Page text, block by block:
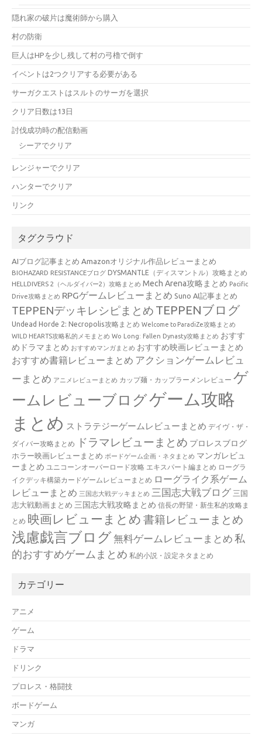
隠れ家の破片は魔術師から購入
村の防衛
巨人はHPを少し残して村の弓櫓で倒す
イベントは2つクリアする必要がある
サーガクエストはスルトのサーガを選択
クリア日数は13日
討伐成功時の配信動画
シーアでクリア
レンジャーでクリア
ハンターでクリア
リンク
タグクラウド
AIブログ記事まとめ Amazonオリジナル作品レビューまとめ
BIOHAZARD RESISTANCEブログ DYSMANTLE（ディスマントル）攻略まとめ
HELLDIVERS 2（ヘルダイバー2）攻略まとめ Mech Arena攻略まとめ Pacific
Drive攻略まとめ RPGゲームレビューまとめ Suno AI記事まとめ
TEPPENデッキレシピまとめ TEPPENブログ
Undead Horde 2: Necropolis攻略まとめ Welcome to ParadiZe攻略まとめ
WILD HEARTS攻略私的メモまとめ Wo Long: Fallen Dynasty攻略まとめ おすす
めドラマまとめ おすすめマンガまとめ おすすめ映画レビューまとめ
おすすめ書籍レビューまとめ アクションゲームレビュ
ーまとめ アニメレビューまとめ カップ麺・カップラーメンレビュー ゲ
ームレビューブログゲーム攻略
まとめ ストラテジーゲームレビューまとめ デイヴ・ザ・
ダイバー攻略まとめ ドラマレビューまとめ プロレスブログ
ホラー映画レビューまとめ ボードゲーム企画・ネタまとめ マンガレビュ
ーまとめ ユニコーンオーバーロード攻略 エキスパート編まとめ ローグラ
イクデッキ構築カードゲームレビューまとめ ローグライク系ゲーム
レビューまとめ 三国志大戦デッキまとめ 三国志大戦ブログ 三国
志大戦動画まとめ 三国志大戦攻略まとめ 信長の野望・新生私的攻略ま
とめ 映画レビューまとめ 書籍レビューまとめ
浅慮戯言ブログ無料ゲームレビューまとめ 私
的おすすめゲームまとめ 私的小説・設定ネタまとめ
カテゴリー
アニメ
ゲーム
ドラマ
ドリンク
プロレス・格闘技
ボードゲーム
マンガ